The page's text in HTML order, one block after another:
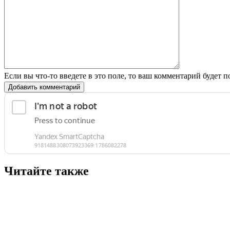
Если вы что-то введете в это поле, то ваш комментарий будет
Добавить комментарий
Читайте также